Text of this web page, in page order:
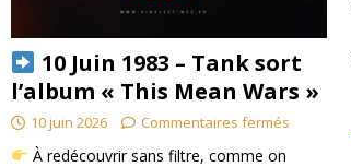
10 Juin 1983 – Tank sort
l’album « This Mean Wars »
10 juin 2026 Commentaires fermés
À redécouvrir sans filtre, comme on